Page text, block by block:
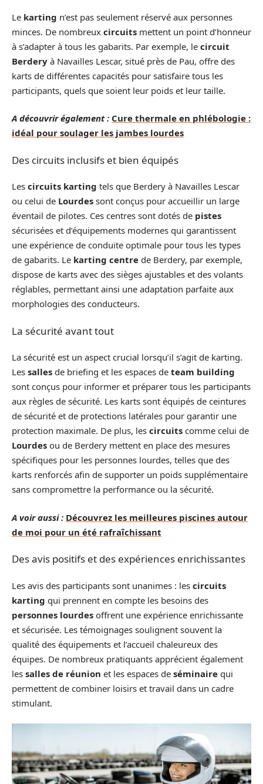
Le karting n’est pas seulement réservé aux personnes
minces. De nombreux circuits mettent un point d’honneur
à s’adapter à tous les gabarits. Par exemple, le circuit
Berdery à Navailles Lescar, situé près de Pau, offre des
karts de différentes capacités pour satisfaire tous les
participants, quels que soient leur poids et leur taille.
A découvrir également : Cure thermale en phlébologie :
idéal pour soulager les jambes lourdes
Des circuits inclusifs et bien équipés
Les circuits karting tels que Berdery à Navailles Lescar
ou celui de Lourdes sont conçus pour accueillir un large
éventail de pilotes. Ces centres sont dotés de pistes
sécurisées et d’équipements modernes qui garantissent
une expérience de conduite optimale pour tous les types
de gabarits. Le karting centre de Berdery, par exemple,
dispose de karts avec des sièges ajustables et des volants
réglables, permettant ainsi une adaptation parfaite aux
morphologies des conducteurs.
La sécurité avant tout
La sécurité est un aspect crucial lorsqu’il s’agit de karting.
Les salles de briefing et les espaces de team building
sont conçus pour informer et préparer tous les participants
aux règles de sécurité. Les karts sont équipés de ceintures
de sécurité et de protections latérales pour garantir une
protection maximale. De plus, les circuits comme celui de
Lourdes ou de Berdery mettent en place des mesures
spécifiques pour les personnes lourdes, telles que des
karts renforcés afin de supporter un poids supplémentaire
sans compromettre la performance ou la sécurité.
A voir aussi : Découvrez les meilleures piscines autour
de moi pour un été rafraîchissant
Des avis positifs et des expériences enrichissantes
Les avis des participants sont unanimes : les circuits
karting qui prennent en compte les besoins des
personnes lourdes offrent une expérience enrichissante
et sécurisée. Les témoignages soulignent souvent la
qualité des équipements et l’accueil chaleureux des
équipes. De nombreux pratiquants apprécient également
les salles de réunion et les espaces de séminaire qui
permettent de combiner loisirs et travail dans un cadre
stimulant.